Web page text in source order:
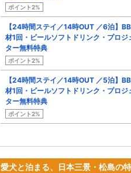
ポイント2%
【24時間ステイ／14時OUT ／6泊】
材1回・ビールソフトドリンク・プロジ
ター無料特典
ポイント2%
【24時間ステイ／14時OUT ／5泊】
材1回・ビールソフトドリンク・プロジ
ター無料特典
ポイント2%
愛犬と泊まる、日本三景・松島の